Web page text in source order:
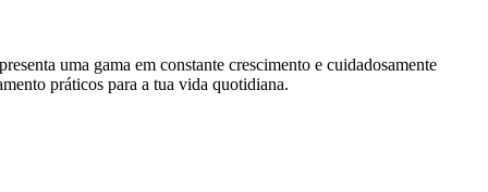
uma gama em constante crescimento e cuidadosamente
práticos para a tua vida quotidiana.